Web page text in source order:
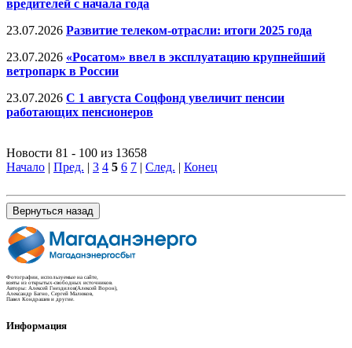
вредителей с начала года
23.07.2026 Развитие телеком-отрасли: итоги 2025 года
23.07.2026 «Росатом» ввел в эксплуатацию крупнейший
ветропарк в России
23.07.2026 С 1 августа Соцфонд увеличит пенсии
работающих пенсионеров
Новости 81 - 100 из 13658
Начало | Пред. | 3 4 5 6 7 | След. | Конец
Вернуться назад
Фотографии, используемые на сайте,
взяты из открытых-свободных источников.
Авторы: Алексей Гнездилов(Алексей Ворон),
Александр Багно, Сергей Малюков,
Павел Кондрашев и другие.
Информация